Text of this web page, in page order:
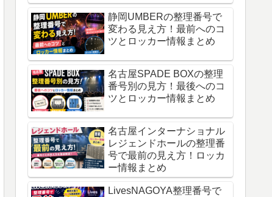
静岡UMBERの整理番号で
変わる見え方！最前へのコ
ツとロッカー情報まとめ
名古屋SPADE BOXの整理
番号別の見方！最後へのコ
ツとロッカー情報まとめ
名古屋インターナショナル
レジェンドホールの整理番
号で最前の見え方！ロッカ
ー情報まとめ
LivesNAGOYA整理番号で